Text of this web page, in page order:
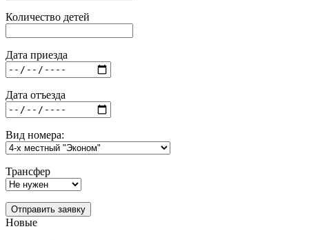
Количество детей
Дата приезда
Дата отъезда
Вид номера:
Трансфер
Отправить заявку
Новые